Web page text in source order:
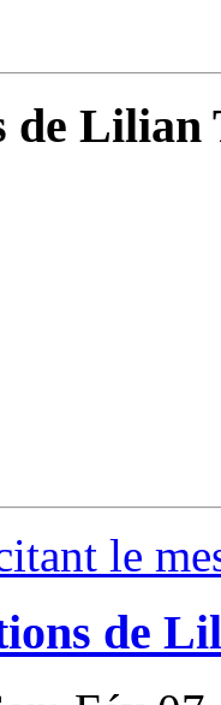
de Lilian
le
de